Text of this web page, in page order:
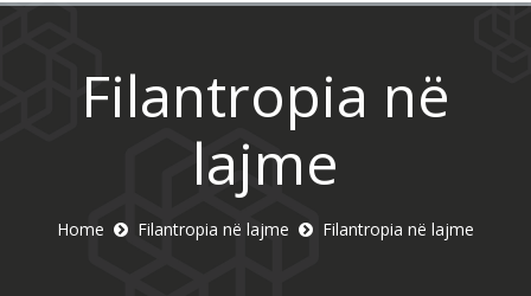
Filantropia në
lajme
Home Filantropia në lajme Filantropia në lajme